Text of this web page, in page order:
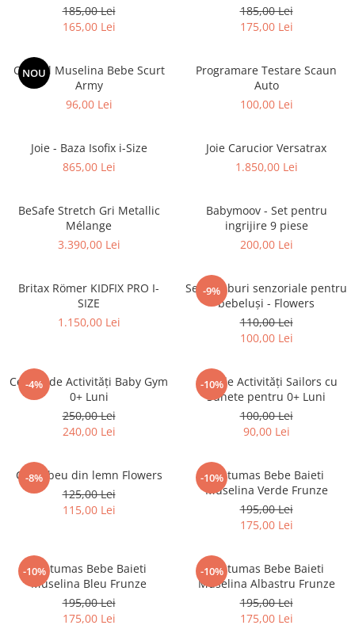
185,00 Lei
165,00 Lei
185,00 Lei
175,00 Lei
NOU
Overall Muselina Bebe Scurt
Army
96,00 Lei
Programare Testare Scaun
Auto
100,00 Lei
Joie - Baza Isofix i-Size
865,00 Lei
Joie Carucior Versatrax
1.850,00 Lei
BeSafe Stretch Gri Metallic
Mélange
3.390,00 Lei
Babymoov - Set pentru
ingrijire 9 piese
200,00 Lei
Britax Römer KIDFIX PRO I-
SIZE
1.150,00 Lei
-9%
Set 4 cuburi senzoriale pentru
bebeluși - Flowers
110,00 Lei
100,00 Lei
-4%
Centru de Activități Baby Gym
0+ Luni
250,00 Lei
240,00 Lei
-10%
Cub de Activități Sailors cu
Sunete pentru 0+ Luni
100,00 Lei
90,00 Lei
-8%
Curcubeu din lemn Flowers
125,00 Lei
115,00 Lei
-10%
Costumas Bebe Baieti
Muselina Verde Frunze
195,00 Lei
175,00 Lei
-10%
Costumas Bebe Baieti
Muselina Bleu Frunze
195,00 Lei
175,00 Lei
-10%
Costumas Bebe Baieti
Muselina Albastru Frunze
195,00 Lei
175,00 Lei